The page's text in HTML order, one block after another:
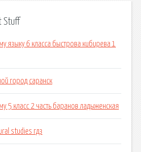
Stuff
языку 6 класса быстрова кибирева 1
город саранск
5 класс 2 часть баранов ладыженская
studies гдз